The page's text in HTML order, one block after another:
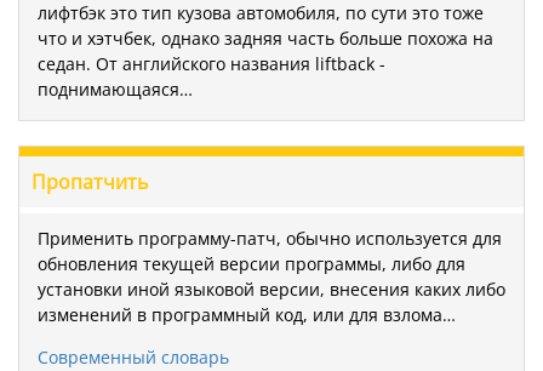
лифтбэк это тип кузова автомобиля, по сути это тоже
что и хэтчбек, однако задняя часть больше похожа на
седан. От английского названия liftback -
поднимающаяся…
Пропатчить
Применить программу-патч, обычно используется для
обновления текущей версии программы, либо для
установки иной языковой версии, внесения каких либо
изменений в программный код, или для взлома…
Современный словарь